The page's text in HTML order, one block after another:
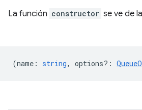
La función constructor se ve de
(name : string, options? :